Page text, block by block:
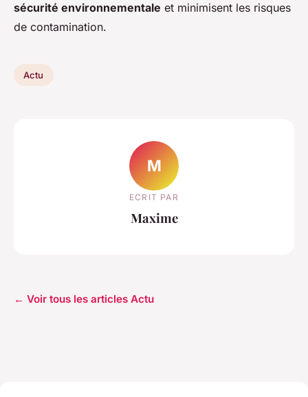
sécurité environnementale et minimisent les risques
de contamination.
Actu
M
ECRIT PAR
Maxime
← Voir tous les articles Actu